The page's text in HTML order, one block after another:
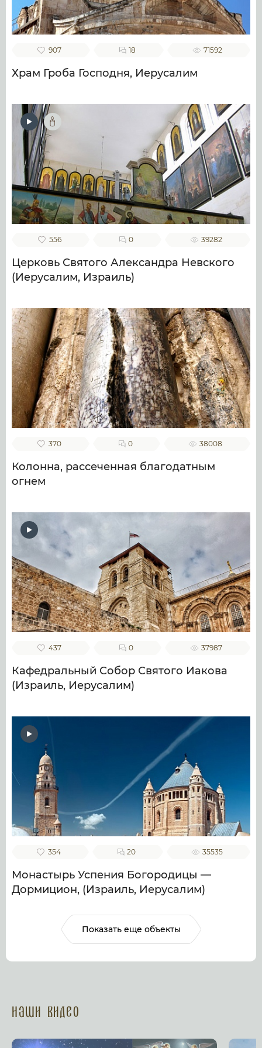
907 18 71592
Храм Гроба Господня, Иерусалим
556 0 39282
Церковь Святого Александра Невского
(Иерусалим, Израиль)
370 0 38008
Колонна, рассеченная благодатным
огнем
437 0 37987
Кафедральный Собор Святого Иакова
(Израиль, Иерусалим)
354 20 35535
Монастырь Успения Богородицы —
Дормицион, (Израиль, Иерусалим)
Показать еще объекты
Наши Видео